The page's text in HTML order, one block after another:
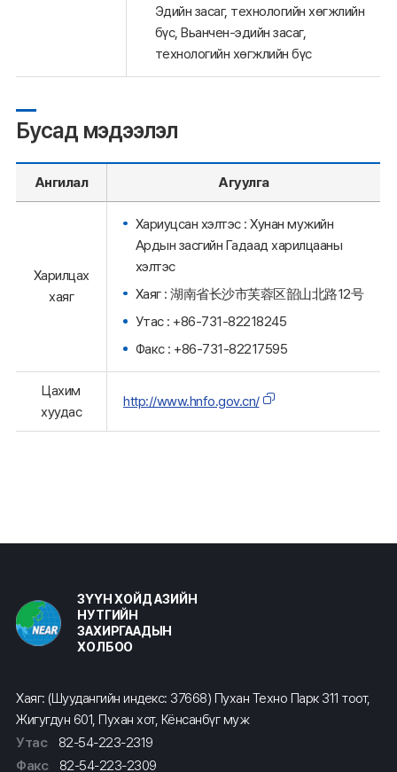
Эдийн засаг, технологийн хөгжлийн
бүс, Вьанчен-эдийн засаг,
технологийн хөгжлийн бүс
Бусад мэдээлэл
Ангилал Агуулга
Харилцах
хаяг
Хариуцсан хэлтэс : Хунан мужийн
Ардын засгийн Гадаад харилцааны
хэлтэс
Хаяг : 湖南省长沙市芙蓉区韶山北路12号
Утас : +86-731-82218245
Факс : +86-731-82217595
Цахим
хуудас
http://www.hnfo.gov.cn/
ЗҮҮН ХОЙД АЗИЙН
НУТГИЙН
ЗАХИРГААДЫН
ХОЛБОО
Хаяг: (Шуудангийн индекс: 37668) Пухан Техно Парк 311 тоот,
Жигугдун 601, Пухан хот, Кёнсанбүг муж
Утас
82-54-223-2319
Факс
82-54-223-2309